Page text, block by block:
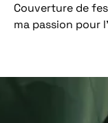
Couverture de
ma passion pour